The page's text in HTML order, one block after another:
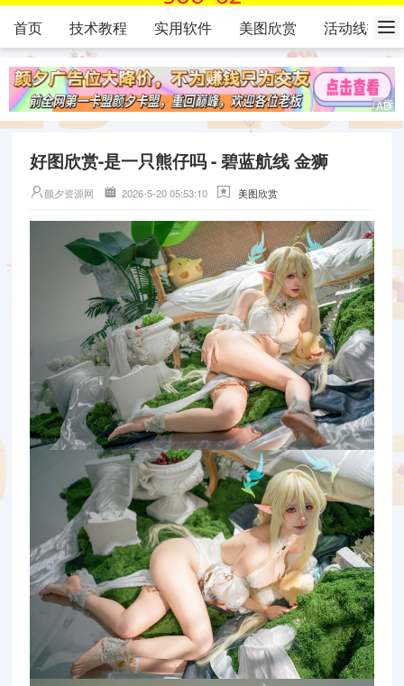
首页 技术教程 实用软件 美图欣赏 活动线报
好图欣赏-是一只熊仔吗 - 碧蓝航线 金狮
颜夕资源网 2026-5-20 05:53:10 美图欣赏